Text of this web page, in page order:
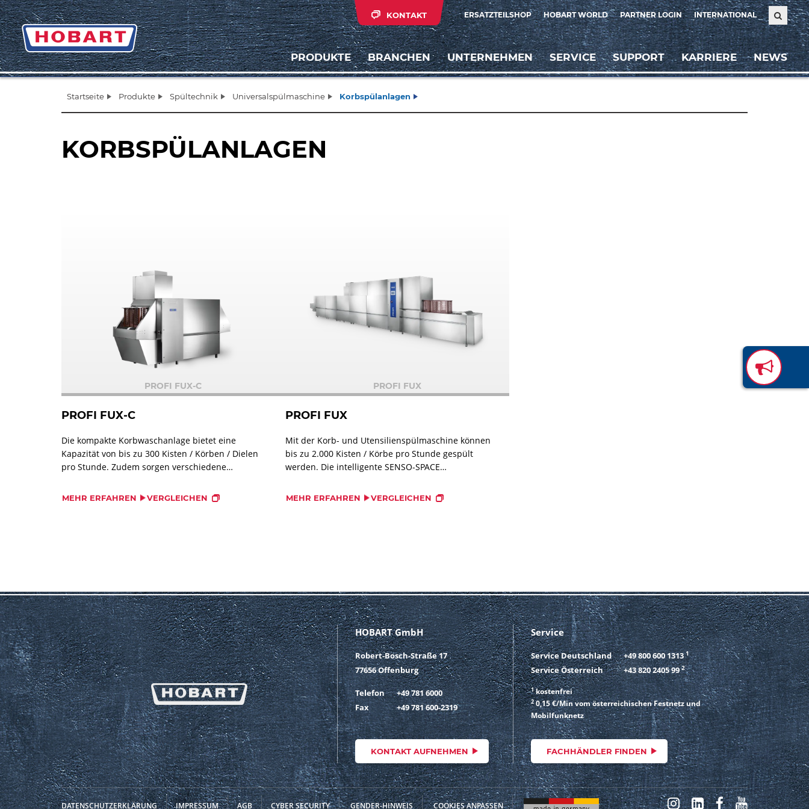
ERSATZTEILSHOP HOBART WORLD PARTNER LOGIN INTERNATIONAL
KONTAKT
PRODUKTE BRANCHEN UNTERNEHMEN SERVICE SUPPORT KARRIERE NEWS
Startseite Produkte Spültechnik Universalspülmaschine Korbspülanlagen
KORBSPÜLANLAGEN
PROFI FUX-C
PROFI FUX-C
Die kompakte Korbwaschanlage bietet eine
Kapazität von bis zu 300 Kisten / Körben / Dielen
pro Stunde. Zudem sorgen verschiedene
Spülergebnis und ermöglichen einen verringerten
MEHR ERFAHREN VERGLEICHEN
PROFI FUX
PROFI FUX
Mit der Korb- und Utensilienspülmaschine können
bis zu 2.000 Kisten / Körbe pro Stunde gespült
werden. Die intelligente SENSO-SPACE
zwischen den Spülgütern und reguliert den
MEHR ERFAHREN VERGLEICHEN
HOBART GmbH
Robert-Bosch-Straße 17
77656 Offenburg
Telefon
+49 781 6000
Fax
+49 781 600-2319
KONTAKT AUFNEHMEN
Service
Service Deutschland +49 800 600 1313 1
Service Österreich +43 820 2405 99 2
1kostenfrei
20,15 €/Min vom österreichischen Festnetz und
Mobilfunknetz
FACHHÄNDLER FINDEN
DATENSCHUTZERKLÄRUNG IMPRESSUM AGB CYBER SECURITY GENDER-HINWEIS COOKIES ANPASSEN